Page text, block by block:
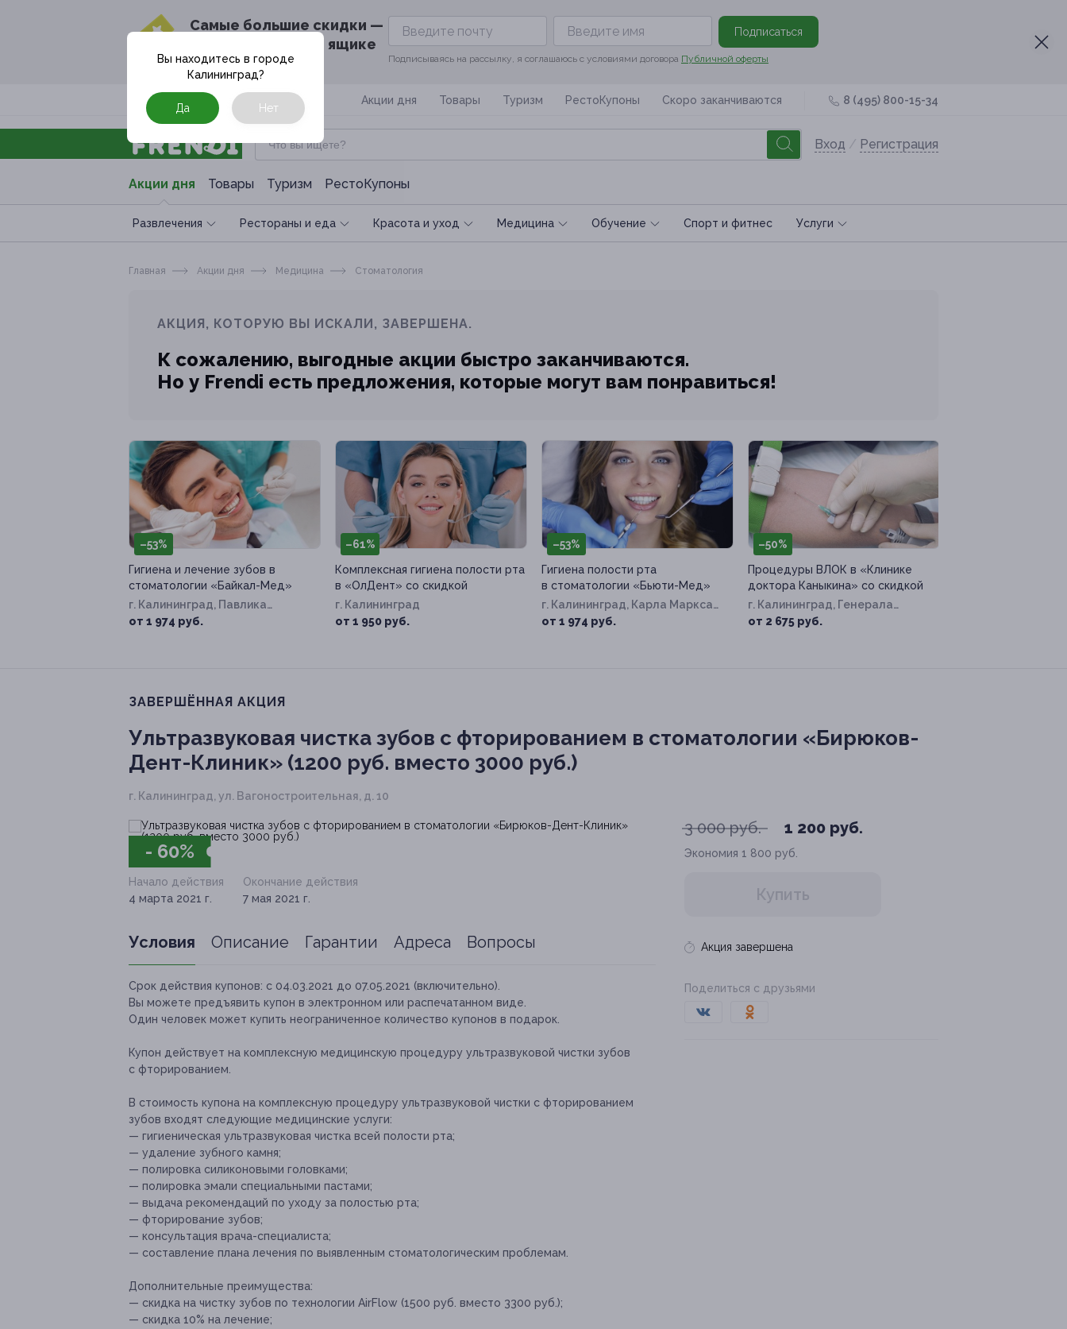
Cамые большие скидки —
в твоём почтовом ящике
Подписаться
Подписываясь на рассылку, я соглашаюсь с условиями договора Публичной оферты
Москва Акции дня Товары Туризм РестоКупоны Скоро заканчиваются 8 (495) 800-15-34
Вход / Регистрация
Акции дня Товары Туризм РестоКупоны
Развлечения Рестораны и еда Красота и уход Медицина Обучение Спoрт и фитнес Услуги
Вы находитесь в городе
Калининград?
Да Нет
Главная Акции дня Медицина Стоматология
АКЦИЯ, КОТОРУЮ ВЫ ИСКАЛИ, ЗАВЕРШЕНА.
К сожалению, выгодные акции быстро заканчиваются.
Но у Frendi есть предложения, которые могут вам понравиться!
–53%
Гигиена и лечение зубов в
стоматологии «Байкал-Мед»
г. Калининград, Павлика
Морозова ул, д. 5а
от 1 974 руб.
–61%
Комплексная гигиена полости рта
в «ОлДент» со скидкой
г. Калининград
от 1 950 руб.
–53%
Гигиена полости рта
в стоматологии «Бьюти-Мед»
г. Калининград, Карла Маркса
ул, д. 63
от 1 974 руб.
–50%
Процедуры ВЛОК в «Клинике
доктора Каныкина» со скидкой
г. Калининград, Генерала
Раевского ул, д. 4
от 2 675 руб.
ЗАВЕРШЁННАЯ АКЦИЯ
Ультразвуковая чистка зубов с фторированием в стоматологии «Бирюков-
Дент-Клиник» (1200 руб. вместо 3000 руб.)
г. Калининград, ул. Вагоностроительная, д. 10
- 60%
3 000 руб. 1 200 руб.
Экономия 1 800 руб.
Купить
Акция завершена
Поделиться с друзьями
Начало действия
4 марта 2021 г.
Окончание действия
7 мая 2021 г.
Условия Описание Гарантии Адреса Вопросы
Срок действия купонов: с 04.03.2021 до 07.05.2021 (включительно).
Вы можете предъявить купон в электронном или распечатанном виде.
Один человек может купить неограниченное количество купонов в подарок.
Купон действует на комплексную медицинскую процедуру ультразвуковой чистки зубов
с фторированием.
В стоимость купона на комплексную процедуру ультразвуковой чистки с фторированием
зубов входят следующие медицинские услуги:
— гигиеническая ультразвуковая чистка всей полости рта;
— удаление зубного камня;
— полировка силиконовыми головками;
— полировка эмали специальными пастами;
— выдача рекомендаций по уходу за полостью рта;
— фторирование зубов;
— консультация врача-специалиста;
— составление плана лечения по выявленным стоматологическим проблемам.
Дополнительные преимущества:
— скидка на чистку зубов по технологии AirFlow (1500 руб. вместо 3300 руб.);
— скидка 10% на лечение;